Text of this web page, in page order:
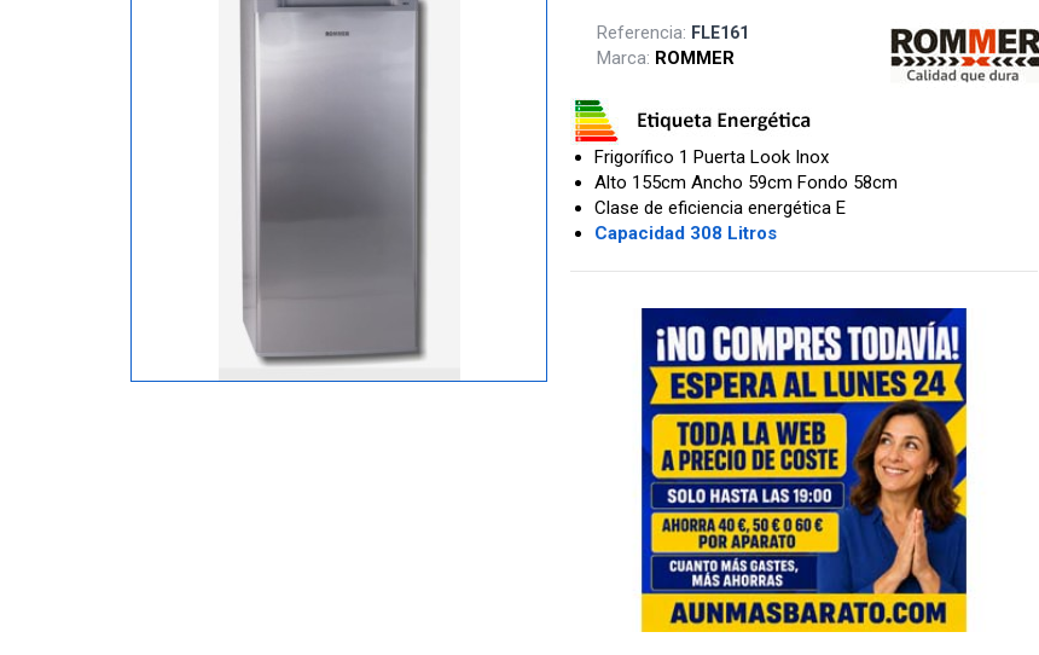
Referencia: FLE161
Marca: ROMMER
Frigorífico 1 Puerta Look Inox
Alto 155cm Ancho 59cm Fondo 58cm
Clase de eficiencia energética E
Capacidad 308 Litros